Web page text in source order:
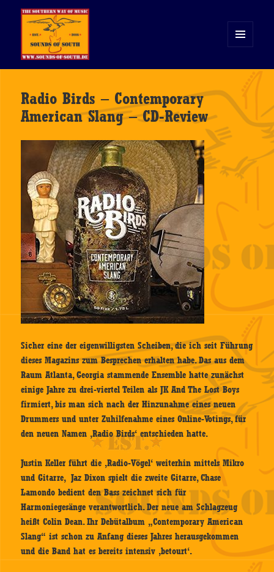
WIDGETS
Radio Birds – Contemporary
American Slang – CD-Review
Sicher eine der eigenwilligsten Scheiben, die ich seit Führung
dieses Magazins zum Besprechen erhalten habe. Das aus dem
Raum Atlanta, Georgia stammende Ensemble hatte zunächst
einige Jahre zu drei-viertel Teilen als JK And The Lost Boys
firmiert, bis man sich nach der Hinzunahme eines neuen
Drummers und unter Zuhilfenahme eines Online-Votings, für
den neuen Namen ‚Radio Birds‘ entschieden hatte.
Justin Keller führt die ‚Radio-Vögel‘ weiterhin mittels Mikro
und Gitarre, Jaz Dixon spielt die zweite Gitarre, Chase
Lamondo bedient den Bass zeichnet sich für
Harmoniegesänge verantwortlich. Der neue am Schlagzeug
heißt Colin Dean. Ihr Debütalbum „Contemporary American
Slang“ ist schon zu Anfang dieses Jahres herausgekommen
und die Band hat es bereits intensiv ‚betourt‘.